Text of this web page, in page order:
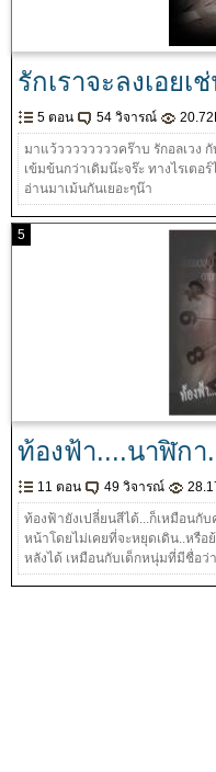
รักเราจะลงเอยเ
5 ตอน 54 วิจารณ์
มาแว้ววววววววคร๊าบ รักอลเวง
เข้มข้นกว่าเดิมน๊ะจร๊ะ ทางไรเต
อ่านมาเม้นกันเยอะๆน๊า
5
ท้องฟ้า....นาฬิกา
11 ตอน 49 วิจารณ์
ท้องฟ้ายังเปลี่ยนสีได้...ก็เหมือนกั
หน้าโดยไม่เคยที่จะหยุดเดิน..หรื
หลังได้ เหมือนกับเด็กหนุ่มที่มีชื่อว่